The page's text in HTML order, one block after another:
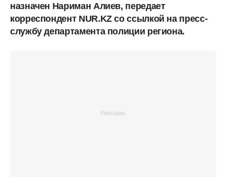
назначен Нариман Алиев, передает
корреспондент NUR.KZ со ссылкой на пресс-
службу департамента полиции региона.